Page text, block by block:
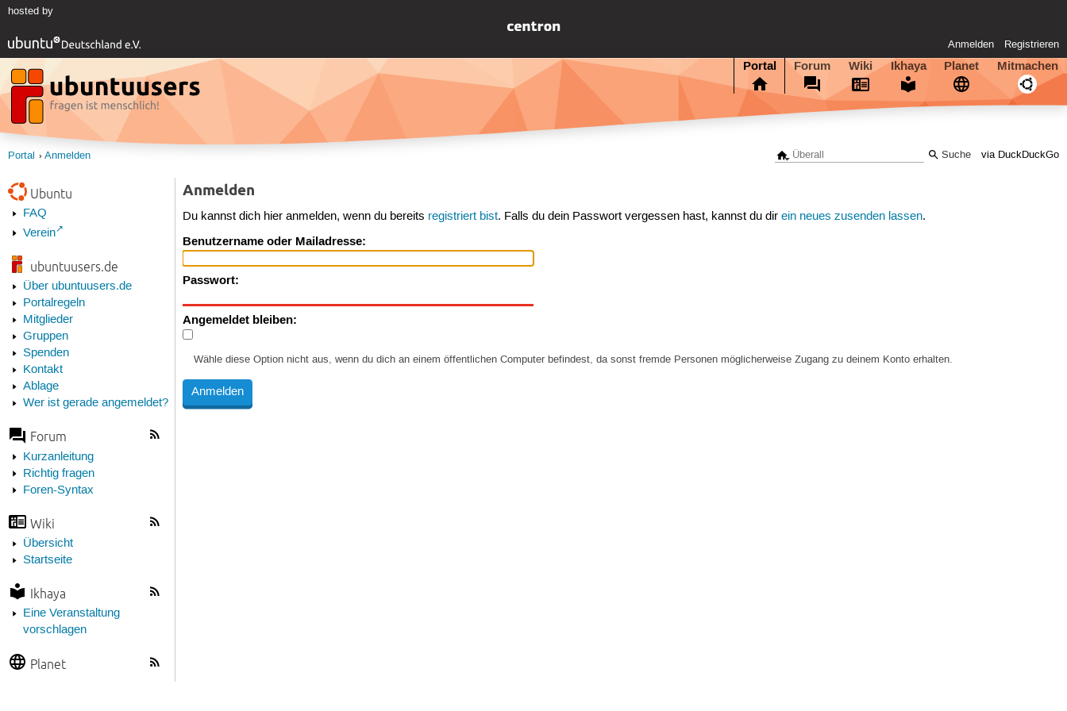
hosted by
Anmelden Registrieren
Portal Forum Wiki Ikhaya Planet Mitmachen
via DuckDuckGo
Portal Anmelden
Ubuntu
FAQ
Verein
ubuntuusers.de
Über ubuntuusers.de
Portalregeln
Mitglieder
Gruppen
Spenden
Kontakt
Ablage
Wer ist gerade angemeldet?
Forum
Kurzanleitung
Richtig fragen
Foren-Syntax
Wiki
Übersicht
Startseite
Ikhaya
Eine Veranstaltung
vorschlagen
Planet
Anmelden
Du kannst dich hier anmelden, wenn du bereits registriert bist. Falls du dein Passwort vergessen hast, kannst du direin neues zusenden lassen.
Benutzername oder Mailadresse:
Passwort:
Angemeldet bleiben:
Wähle diese Option nicht aus, wenn du dich an einem öffentlichen Computer befindest, da sonst fremde Personen möglicherweise Zugang zu deinem Konto erhalten.